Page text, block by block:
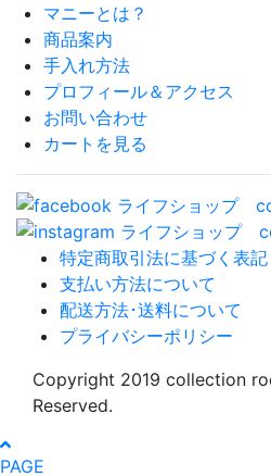
マニーとは？
商品案内
手入れ方法
プロフィール＆アクセス
お問い合わせ
カートを見る
特定商取引法に基づく表記
支払い方法について
配送方法･送料について
プライバシーポリシー
Copyright 2019 collection
Reserved.
PAGE